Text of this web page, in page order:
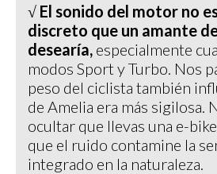
√ El sonido del motor no
discreto que un amante
desearía, especialmente
modos Sport y Turbo. Nos
peso del ciclista también
de Amelia era más sigilosa.
ocultar que llevas una e-
que el ruido contamine la
integrado en la naturaleza.